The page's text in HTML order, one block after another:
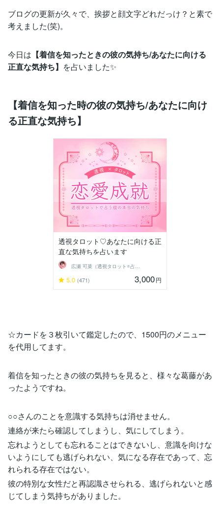
ブログの更新が久々で、挨拶と顔文字どれだっけ？と素で
考えました(笑)。
今日は 【着信を知ったときの彼の気持ち/あなたに向ける
正直な気持ち】 を占いました✨
【着信を知った時の彼の気持ち/あなたに向け
る正直な気持ち】
透視タロット♡あなたに向ける正
直な気持ちを占います
広瀬 可菜（透視タロット⭐占い師）
5.0 (471) 3,000円
☆カードを３枚引いて鑑定したので、1500円のメニュー
を代用してます。
着信を知ったときの彼の気持ちを見ると、様々な葛藤があ
ったようですね。
○○さんのことを意識する気持ちは消せません。
連絡が来たら確認してしまうし、気にしてしまう。
忘れようとしても忘れることはできないし、意識を向けな
いようにしても逃げられない、気になる存在であって、忘
れられる存在ではない。
彼の特別な女性だと再認識させられる、逃げられないと感
じてしまう気持ちがありました。